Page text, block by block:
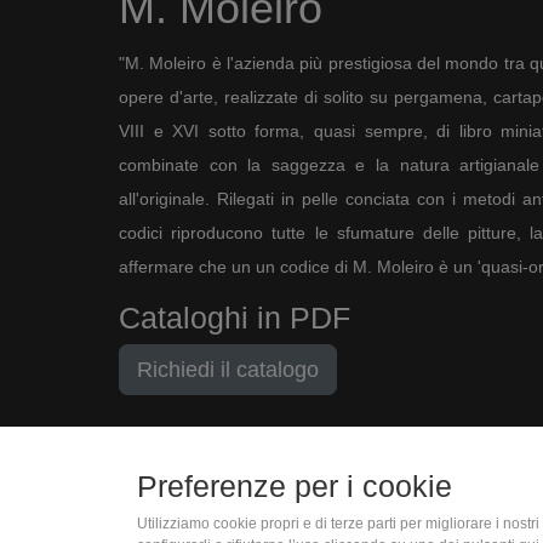
"M. Moleiro è l'azienda più prestigiosa del mondo tra
opere d'arte, realizzate di solito su pergamena,
VIII e XVI sotto forma, quasi sempre, di libro
combinate con la saggezza e la natura
all'originale. Rilegati in pelle conciata con i metodi
codici riproducono tutte le sfumature delle pitture,
affermare che un un codice di M. Moleiro è un 'quasi-
Cataloghi in PDF
Richiedi il catalogo
(+39) 06 9450 1915
Preferenze per i cookie
Utilizziamo cookie propri e di terze parti per migliorare i